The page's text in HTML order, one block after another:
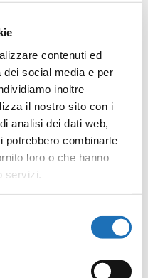
contenuti ed
dei social media e per
inoltre
il nostro sito con i
analisi dei dati web,
potrebbero combinarle
loro o che hanno
servizi.